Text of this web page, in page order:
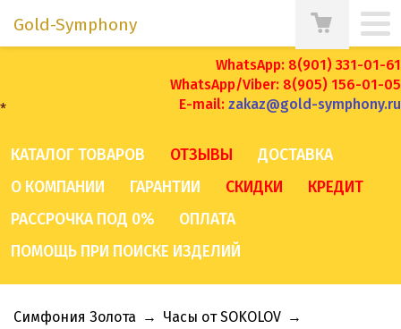
WhatsApp: 8(901) 331-01-61
WhatsApp/Viber: 8(905) 156-01-05
E-mail: zakaz@gold-symphony.ru
*
Gold-Symphony
КАТАЛОГ ТОВАРОВ ОТЗЫВЫ
ДОСТАВКА
О КОМПАНИИ
ГАРАНТИИ СКИДКИ
КРЕДИТ
РАССРОЧКА ПОД 0%
ОПЛАТА
ПОМОЩЬ ПРИ ПОИСКЕ ИЗДЕЛИЙ
Симфония Золота → Часы от SOKOLOV →